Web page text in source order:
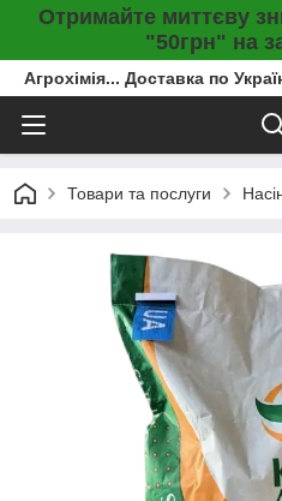
Отримайте миттєву
"50грн" на
Агрохімія... Доставка по
Товари та послуги